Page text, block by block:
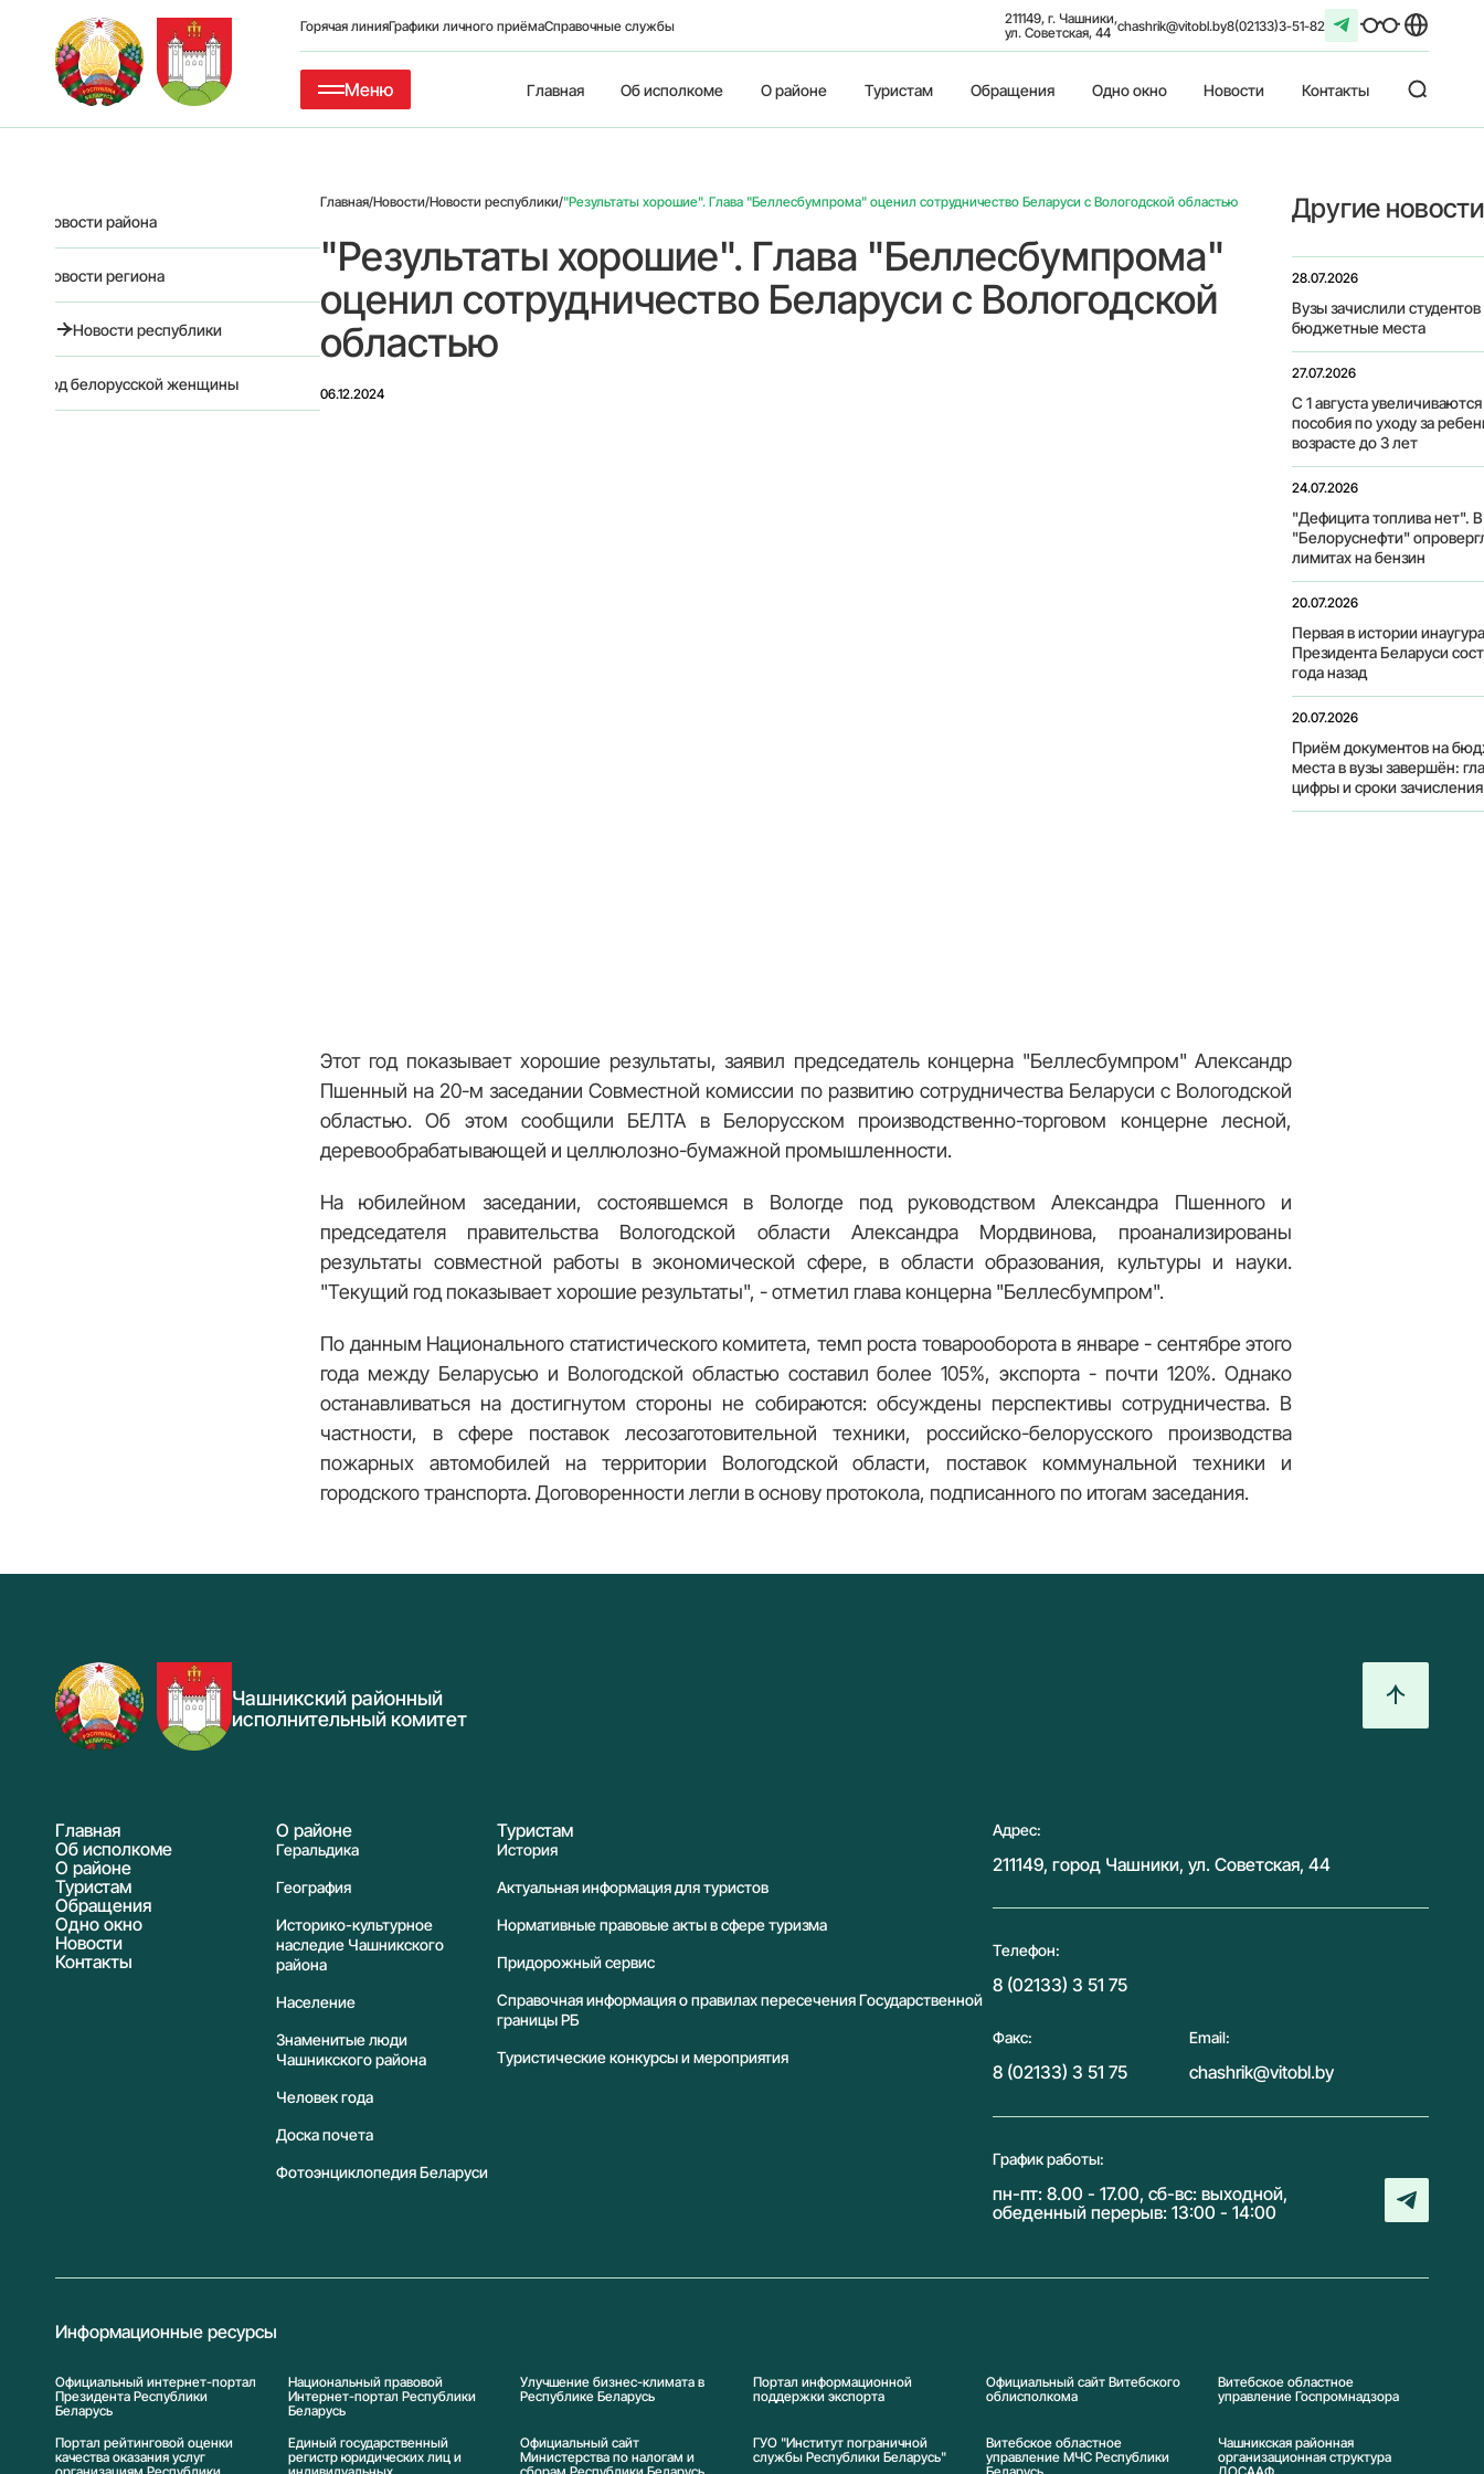
Горячая линияГрафики личного приёмаСправочные службы
211149, г. Чашники,
ул. Советская, 44 chashrik@vitobl.by8(02133)3-51-82
Меню Главная Об исполкоме О районе Туристам Обращения Одно окно Новости Контакты
Новости района
Новости региона
Новости республики
Год белорусской женщины
Главная/Новости/Новости республики/"Результаты хорошие". Глава "Беллесбумпрома" оценил сотрудничество Беларуси с Вологодской областью
"Результаты хорошие". Глава "Беллесбумпрома"
оценил сотрудничество Беларуси с Вологодской
областью
06.12.2024
Этот год показывает хорошие результаты, заявил председатель концерна "Беллесбумпром" Александр
Пшенный на 20-м заседании Совместной комиссии по развитию сотрудничества Беларуси с Вологодской
областью. Об этом сообщили БЕЛТА в Белорусском производственно-торговом концерне лесной,
деревообрабатывающей и целлюлозно-бумажной промышленности.
На юбилейном заседании, состоявшемся в Вологде под руководством Александра Пшенного и
председателя правительства Вологодской области Александра Мордвинова, проанализированы
результаты совместной работы в экономической сфере, в области образования, культуры и науки.
"Текущий год показывает хорошие результаты", - отметил глава концерна "Беллесбумпром".
По данным Национального статистического комитета, темп роста товарооборота в январе - сентябре этого
года между Беларусью и Вологодской областью составил более 105%, экспорта - почти 120%. Однако
останавливаться на достигнутом стороны не собираются: обсуждены перспективы сотрудничества. В
частности, в сфере поставок лесозаготовительной техники, российско-белорусского производства
пожарных автомобилей на территории Вологодской области, поставок коммунальной техники и
городского транспорта. Договоренности легли в основу протокола, подписанного по итогам заседания.
Другие новости
28.07.2026
Вузы зачислили студентов
бюджетные места
27.07.2026
С 1 августа
пособия по уходу за
возрасте до 3 лет
24.07.2026
"Дефицита топлива нет". В
"Белоруснефти"
лимитах на бензин
20.07.2026
Первая в истории
Президента Беларуси
года назад
20.07.2026
Приём документов на
места в вузы завершён:
цифры и сроки зачисления
Чашникский районный
исполнительный комитет
Главная
Об исполкоме
О районе
Туристам
Обращения
Одно окно
Новости
Контакты
О районе
Геральдика
География
Историко-культурное
наследие Чашникского
района
Население
Знаменитые люди
Чашникского района
Человек года
Доска почета
Фотоэнциклопедия Беларуси
Туристам
История
Актуальная информация для туристов
Нормативные правовые акты в сфере туризма
Придорожный сервис
Справочная информация о правилах пересечения Государственной
границы РБ
Туристические конкурсы и мероприятия
Адрес:
211149, город Чашники, ул. Советская, 44
Телефон:
8 (02133) 3 51 75
Факс:
8 (02133) 3 51 75
Email:
chashrik@vitobl.by
График работы:
пн-пт: 8.00 - 17.00, сб-вс: выходной,
обеденный перерыв: 13:00 - 14:00
Информационные ресурсы
Официальный интернет-портал
Президента Республики
Беларусь
Национальный правовой
Интернет-портал Республики
Беларусь
Улучшение бизнес-климата в
Республике Беларусь
Портал информационной
поддержки экспорта
Официальный сайт Витебского
облисполкома
Витебское областное
управление Госпромнадзора
Портал рейтинговой оценки
качества оказания услуг
Единый государственный
регистр юридических лиц и
Официальный сайт
Министерства по налогам и
ГУО "Институт пограничной
службы Республики Беларусь"
Витебское областное
управление МЧС Республики
Чашникская районная
организационная структура